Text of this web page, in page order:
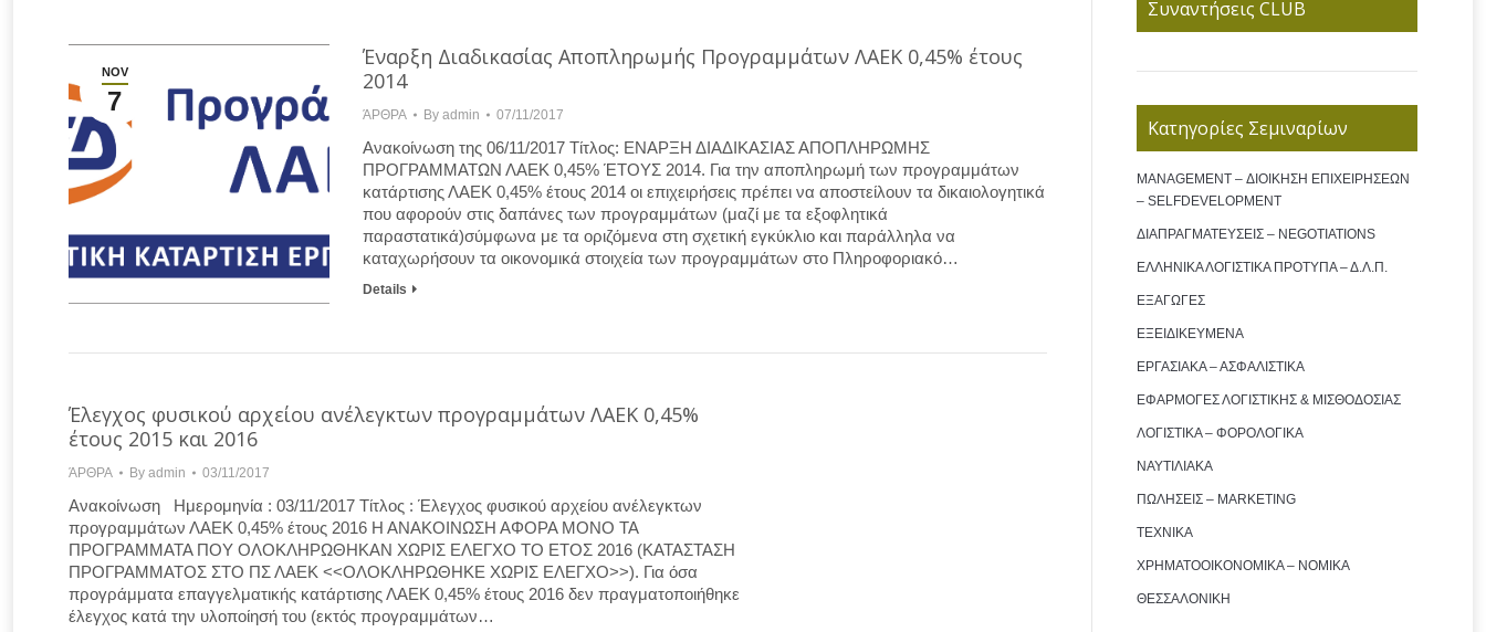
NOV
7
Έναρξη Διαδικασίας Αποπληρωμής Προγραμμάτων ΛΑΕΚ 0,45% έτους
2014
ΆΡΘΡΑ By admin 07/11/2017
Ανακοίνωση της 06/11/2017 Τίτλος: ΕΝΑΡΞΗ ΔΙΑΔΙΚΑΣΙΑΣ ΑΠΟΠΛΗΡΩΜΗΣ
ΠΡΟΓΡΑΜΜΑΤΩΝ ΛΑΕΚ 0,45% ΈΤΟΥΣ 2014. Για την αποπληρωμή των προγραμμάτων
κατάρτισης ΛΑΕΚ 0,45% έτους 2014 οι επιχειρήσεις πρέπει να αποστείλουν τα δικαιολογητικά
που αφορούν στις δαπάνες των προγραμμάτων (μαζί με τα εξοφλητικά
παραστατικά)σύμφωνα με τα οριζόμενα στη σχετική εγκύκλιο και παράλληλα να
καταχωρήσουν τα οικονομικά στοιχεία των προγραμμάτων στο Πληροφοριακό…
Details
Έλεγχος φυσικού αρχείου ανέλεγκτων προγραμμάτων ΛΑΕΚ 0,45%
έτους 2015 και 2016
ΆΡΘΡΑ By admin 03/11/2017
Ανακοίνωση Ημερομηνία : 03/11/2017 Τίτλος : Έλεγχος φυσικού αρχείου ανέλεγκτων
προγραμμάτων ΛΑΕΚ 0,45% έτους 2016 Η ΑΝΑΚΟΙΝΩΣΗ ΑΦΟΡΑ ΜΟΝΟ ΤΑ
ΠΡΟΓΡΑΜΜΑΤΑ ΠΟΥ ΟΛΟΚΛΗΡΩΘΗΚΑΝ ΧΩΡΙΣ ΕΛΕΓΧΟ ΤΟ ΕΤΟΣ 2016 (ΚΑΤΑΣΤΑΣΗ
ΠΡΟΓΡΑΜΜΑΤΟΣ ΣΤΟ ΠΣ ΛΑΕΚ <<ΟΛΟΚΛΗΡΩΘΗΚΕ ΧΩΡΙΣ ΕΛΕΓΧΟ>>). Για όσα
προγράμματα επαγγελματικής κατάρτισης ΛΑΕΚ 0,45% έτους 2016 δεν πραγματοποιήθηκε
έλεγχος κατά την υλοποίησή του (εκτός προγραμμάτων…
Συναντήσεις CLUB
Κατηγορίες Σεμιναρίων
MANAGEMENT – ΔΙΟΙΚΗΣΗ ΕΠΙΧΕΙΡΗΣΕΩΝ
– SELFDEVELOPMENT
ΔΙΑΠΡΑΓΜΑΤΕΥΣΕΙΣ – NEGOTIATIONS
ΕΛΛΗΝΙΚΑ ΛΟΓΙΣΤΙΚΑ ΠΡΟΤΥΠΑ – Δ.Λ.Π.
ΕΞΑΓΩΓΕΣ
ΕΞΕΙΔΙΚΕΥΜΕΝΑ
ΕΡΓΑΣΙΑΚΑ – ΑΣΦΑΛΙΣΤΙΚΑ
ΕΦΑΡΜΟΓΕΣ ΛΟΓΙΣΤΙΚΗΣ & ΜΙΣΘΟΔΟΣΙΑΣ
ΛΟΓΙΣΤΙΚΑ – ΦΟΡΟΛΟΓΙΚΑ
ΝΑΥΤΙΛΙΑΚΑ
ΠΩΛΗΣΕΙΣ – MARKETING
ΤΕΧΝΙΚΑ
ΧΡΗΜΑΤΟΟΙΚΟΝΟΜΙΚΑ – ΝΟΜΙΚΑ
ΘΕΣΣΑΛΟΝΙΚΗ